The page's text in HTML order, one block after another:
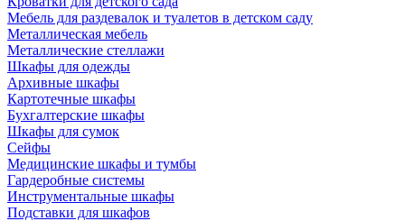
Мебель для раздевалок и туалетов в детском саду
Металлическая мебель
Металлические стеллажи
Шкафы для одежды
Архивные шкафы
Картотечные шкафы
Бухгалтерские шкафы
Шкафы для сумок
Сейфы
Медицинские шкафы и тумбы
Гардеробные системы
Инструментальные шкафы
Подставки для шкафов